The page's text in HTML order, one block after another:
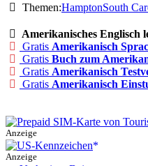
Themen:HamptonSouth
Amerikanisches Englisch
Gratis Amerikanisch
Gratis Buch zum
Gratis Amerikanisch
Gratis Amerikanisch
Anzeige
Anzeige